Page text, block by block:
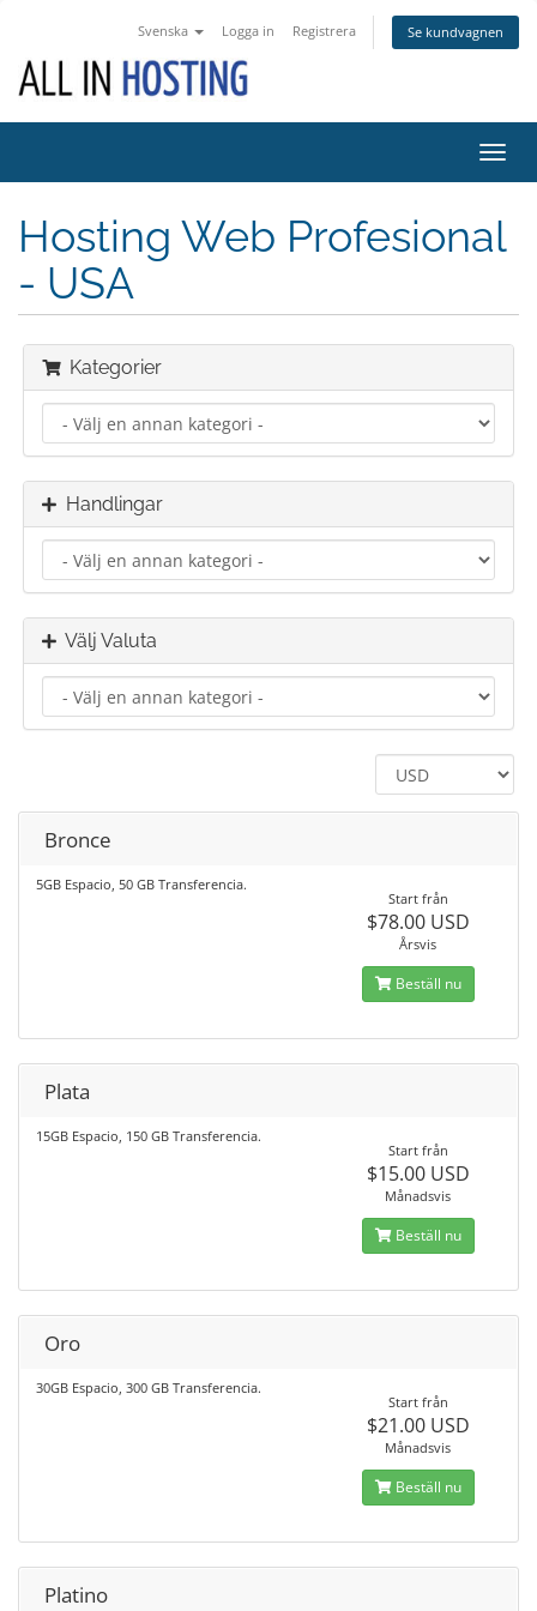
Svenska Logga in Registrera Se kundvagnen
Växla
Hosting Web Profesional
- USA
Kategorier
Handlingar
Välj Valuta
Bronce
5GB Espacio, 50 GB Transferencia.
Start från
$78.00 USD
Årsvis
Beställ nu
Plata
15GB Espacio, 150 GB Transferencia.
Start från
$15.00 USD
Månadsvis
Beställ nu
Oro
30GB Espacio, 300 GB Transferencia.
Start från
$21.00 USD
Månadsvis
Beställ nu
Platino